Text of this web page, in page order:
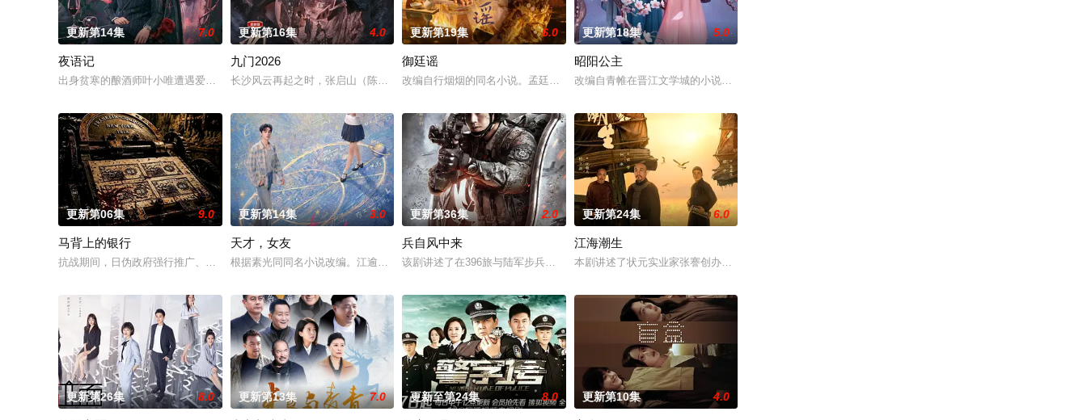
更新第14集 7.0
夜语记
出身贫寒的酿酒师叶小唯遭遇爱人程桉、恩师林晚媚的双重背叛。她从恨意中涅槃重生，借私生女桑落的身份入住程家。她步步为营，周旋在各怀
更新第16集 4.0
九门2026
长沙风云再起之时，张启山（陈伟霆 饰）与吴老狗（曾舜晞 饰）强强联手，携手霍仙姑（陈瑶 饰）与九门诸人共赴冒险奇局。一桩401部
更新第19集 6.0
御廷谣
改编自行烟烟的同名小说。孟廷辉，大平王朝有史以来个以女子进士科三元及第入翰林院的奇女子。十年前的她被他从死人堆里救出来，蓬头垢面
更新第18集 5.0
昭阳公主
改编自青帷在晋江文学城的小说《平阳公主》。
更新第06集 9.0
马背上的银行
抗战期间，日伪政府强行推广、使用由“中国准备银行”发行的伪钞货币。根据党中央指示，高景波、徐邵梁、孙希光和黄鹰等人开始筹备建立冀
更新第14集 3.0
天才，女友
根据素光同同名小说改编。江逾白长大以后，林知夏忽然对他说：“江逾白，我喜欢你，哲学和生物学意义上的喜欢。”那个夜晚，他脸颊微热，
更新第36集 2.0
兵自风中来
该剧讲述了在396旅与陆军步兵学院联合举办的小型军事演习中，郭子剑因不满演习流于形式，假传指令要求真打实抗，虽引发哗然，却获赏识
更新第24集 6.0
江海潮生
本剧讲述了状元实业家张謇创办大生企业，实业报国的故事。甲午战争后，国家蒙羞，张謇虽高中状元，却渴
更新第26集 8.0 更新第13集 7.0 更新至第24集 8.0 更新第10集 4.0